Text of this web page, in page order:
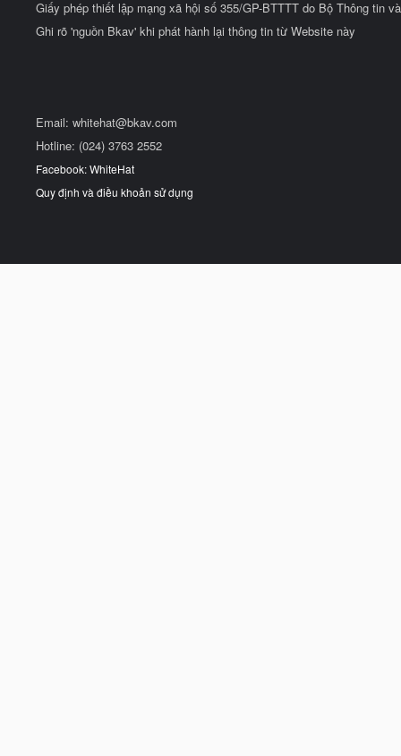
Giấy phép thiết lập mạng xã hội số 355/GP-BTTTT do Bộ Thông tin
Ghi rõ 'nguồn Bkav' khi phát hành lại thông tin từ Website này
Email: whitehat@bkav.com
Hotline: (024) 3763 2552
Facebook: WhiteHat
Quy định và điều khoản sử dụng